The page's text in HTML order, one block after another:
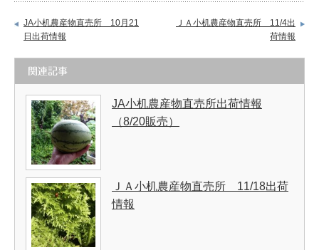
JA小机農産物直売所 10月21
日出荷情報
ＪＡ小机農産物直売所 11/4出
荷情報
関連記事
JA小机農産物直売所出荷情報
（8/20販売）
ＪＡ小机農産物直売所 11/18出荷
情報